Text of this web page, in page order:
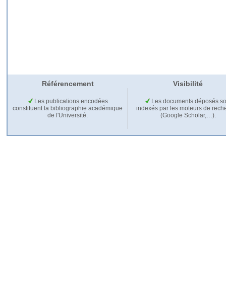
Référencement Visibilité
Les publications encodées
constituent la bibliographie académique
de l'Université.
Les documents déposés
indexés par les moteurs de
(Google Scholar,…).